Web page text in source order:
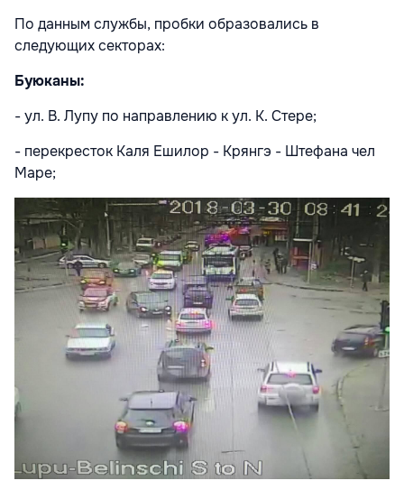
По данным службы, пробки образовались в
следующих секторах:
Буюканы:
- ул. В. Лупу по направлению к ул. К. Стере;
- перекресток Каля Ешилор - Крянгэ - Штефана чел
Маре;